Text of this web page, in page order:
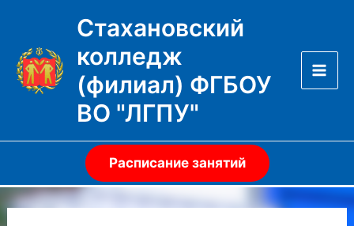
содержимому
Стахановский
колледж
(филиал) ФГБОУ
ВО "ЛГПУ"
Расписание занятий